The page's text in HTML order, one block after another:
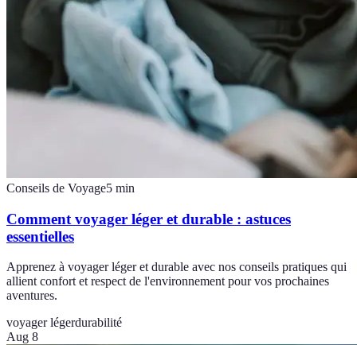
Conseils de Voyage5 min
Comment voyager léger et durable : astuces
essentielles
Apprenez à voyager léger et durable avec nos conseils pratiques qui
allient confort et respect de l'environnement pour vos prochaines
aventures.
voyager légerdurabilité
Aug 8